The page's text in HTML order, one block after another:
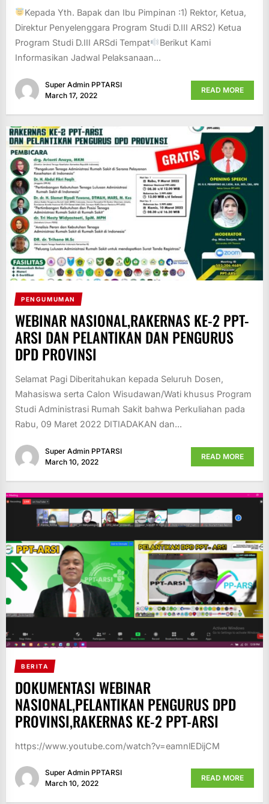
Kepada Yth. Bapak dan Ibu Pimpinan :1) Rektor, Ketua,
Direktur Penyelenggara Program Studi D.III ARS2) Ketua
Program Studi D.III ARSdi Tempat
Berikut Kami
Informasikan Jadwal Pelaksanaan...
Super Admin PPTARSI
March 17, 2022
READ MORE
PENGUMUMAN
WEBINAR NASIONAL,RAKERNAS KE-2 PPT-
ARSI DAN PELANTIKAN DAN PENGURUS
DPD PROVINSI
Selamat Pagi Diberitahukan kepada Seluruh Dosen,
Mahasiswa serta Calon Wisudawan/Wati khusus Program
Studi Administrasi Rumah Sakit bahwa Perkuliahan pada
Rabu, 09 Maret 2022 DITIADAKAN dan...
Super Admin PPTARSI
March 10, 2022
READ MORE
BERITA
DOKUMENTASI WEBINAR
NASIONAL,PELANTIKAN PENGURUS DPD
PROVINSI,RAKERNAS KE-2 PPT-ARSI
https://www.youtube.com/watch?v=eamnlEDijCM
Super Admin PPTARSI
March 10, 2022
READ MORE